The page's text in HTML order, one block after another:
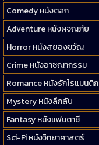
Comedy หนังตลก
Adventure หนังผจญภัย
Horror หนังสยองขวัญ
Crime หนังอาชญากรรม
Romance หนังรักโรแมนติก
Mystery หนังลึกลับ
Fantasy หนังแฟนตาซี
Sci-Fi หนังวิทยาศาสตร์